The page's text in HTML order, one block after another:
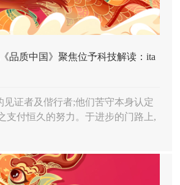
品质中国》聚焦位予科技解读：ita
新
见证者及偕行者;他们苦守本身认定
支付恒久的努力。于进步的门路上,